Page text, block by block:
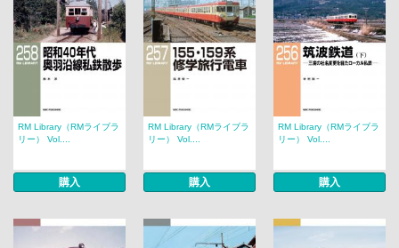
RM Library（RMライブラ
リー） Vol....
購入
RM Library（RMライブラ
リー） Vol....
購入
RM Library（RMライブラ
リー） Vol....
購入